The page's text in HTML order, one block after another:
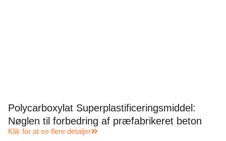
Polycarboxylat Superplastificeringsmiddel:
Nøglen til forbedring af præfabrikeret beton
Klik for at se flere detaljer